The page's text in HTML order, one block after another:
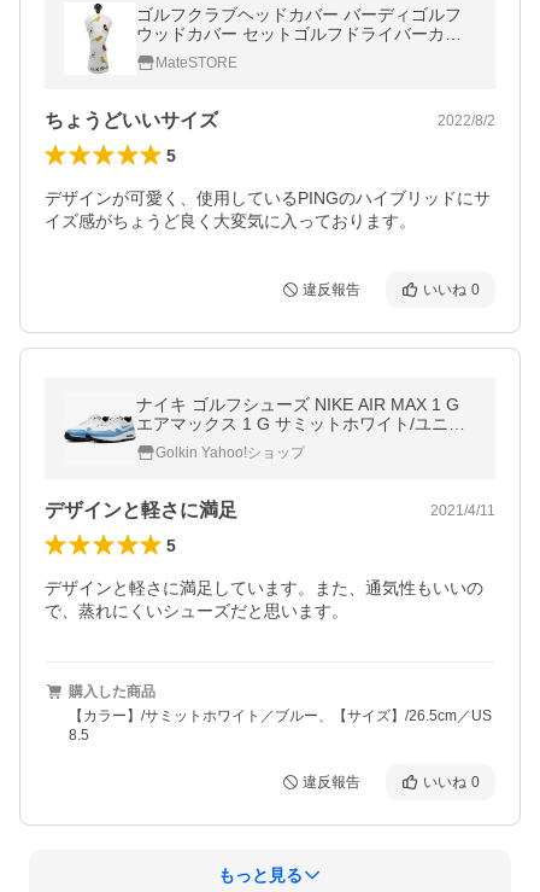
ゴルフクラブヘッドカバー バーディゴルフ
ウッドカバー セットゴルフドライバーカバ
ー フェアウェイウッド、ユーティリティ
用、ハイブリッド用のヘッドカバー
MateSTORE
ちょうどいいサイズ 2022/8/2
5
デザインが可愛く、使用しているPINGのハイブリッドにサ
イズ感がちょうど良く大変気に入っております。
違反報告 いいね 0
ナイキ ゴルフシューズ NIKE AIR MAX 1 G
エアマックス 1 G サミットホワイト/ユニバ
ーシティブルー/アンスラサイト メンズシュ
ーズ CI7576-101
Golkin Yahoo!ショップ
デザインと軽さに満足 2021/4/11
5
デザインと軽さに満足しています。また、通気性もいいの
で、蒸れにくいシューズだと思います。
購入した商品
【カラー】/サミットホワイト／ブルー、【サイズ】/26.5cm／US
8.5
違反報告 いいね 0
もっと見る